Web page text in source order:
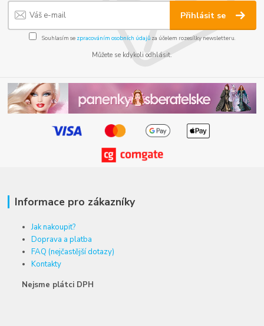
Přihlásit se
Souhlasím se zpracováním osobních údajůza účelem rozesílky newsletteru.
Můžete se kdykoli odhlásit.
Informace pro zákazníky
Jak nakoupit?
Doprava a platba
FAQ (nejčastější dotazy)
Kontakty
Nejsme plátci DPH